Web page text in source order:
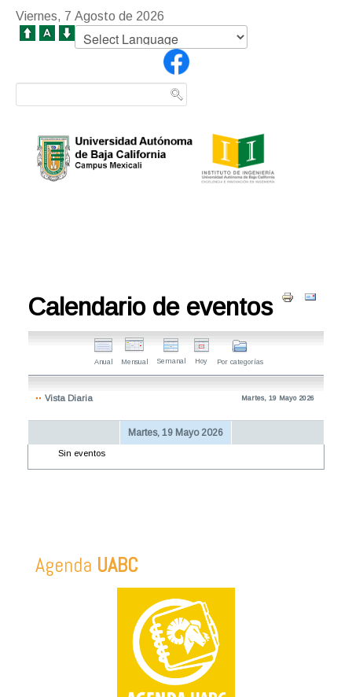
Viernes, 7 Agosto de 2026
Calendario de eventos
Anual Mensual Semanal Hoy Por categorías
Vista Diaria Martes, 19 Mayo 2026
Martes, 19 Mayo 2026
Sin eventos
Agenda UABC